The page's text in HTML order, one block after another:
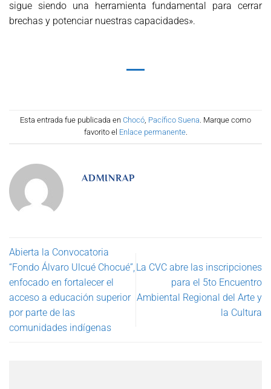
sigue siendo una herramienta fundamental para cerrar
brechas y potenciar nuestras capacidades».
Esta entrada fue publicada en Chocó, Pacífico Suena. Marque como
favorito el Enlace permanente.
ADMINRAP
Abierta la Convocatoria
“Fondo Álvaro Ulcué Chocué”,
enfocado en fortalecer el
acceso a educación superior
por parte de las
comunidades indígenas
La CVC abre las inscripciones
para el 5to Encuentro
Ambiental Regional del Arte y
la Cultura